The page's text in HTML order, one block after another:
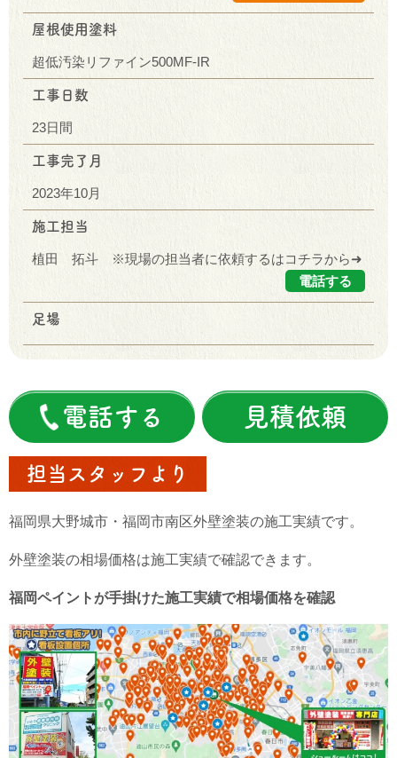
屋根使用塗料
超低汚染リファイン500MF-IR
工事日数
23日間
工事完了月
2023年10月
施工担当
植田 拓斗 ※現場の担当者に依頼するはコチラから➜
電話する
足場
電話する 見積依頼
担当スタッフより
福岡県大野城市・福岡市南区外壁塗装の施工実績です。
外壁塗装の相場価格は施工実績で確認できます。
福岡ペイントが手掛けた施工実績で相場価格を確認